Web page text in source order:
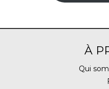
À
Qui